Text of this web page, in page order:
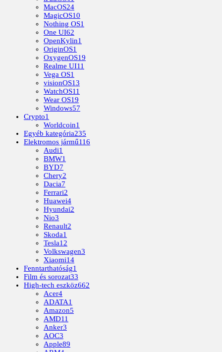
MacOS24
MagicOS10
Nothing OS1
One UI62
OpenKylin1
OriginOS1
OxygenOS19
Realme UI11
Vega OS1
visionOS13
WatchOS11
Wear OS19
Windows57
Crypto1
Worldcoin1
Egyéb kategória235
Elektromos jármű116
Audi1
BMW1
BYD7
Chery2
Dacia7
Ferrari2
Huawei4
Hyundai2
Nio3
Renault2
Skoda1
Tesla12
Volkswagen3
Xiaomi14
Fenntarthatóság1
Film és sorozat33
High-tech eszköz662
Acer4
ADATA1
Amazon5
AMD11
Anker3
AOC3
Apple89